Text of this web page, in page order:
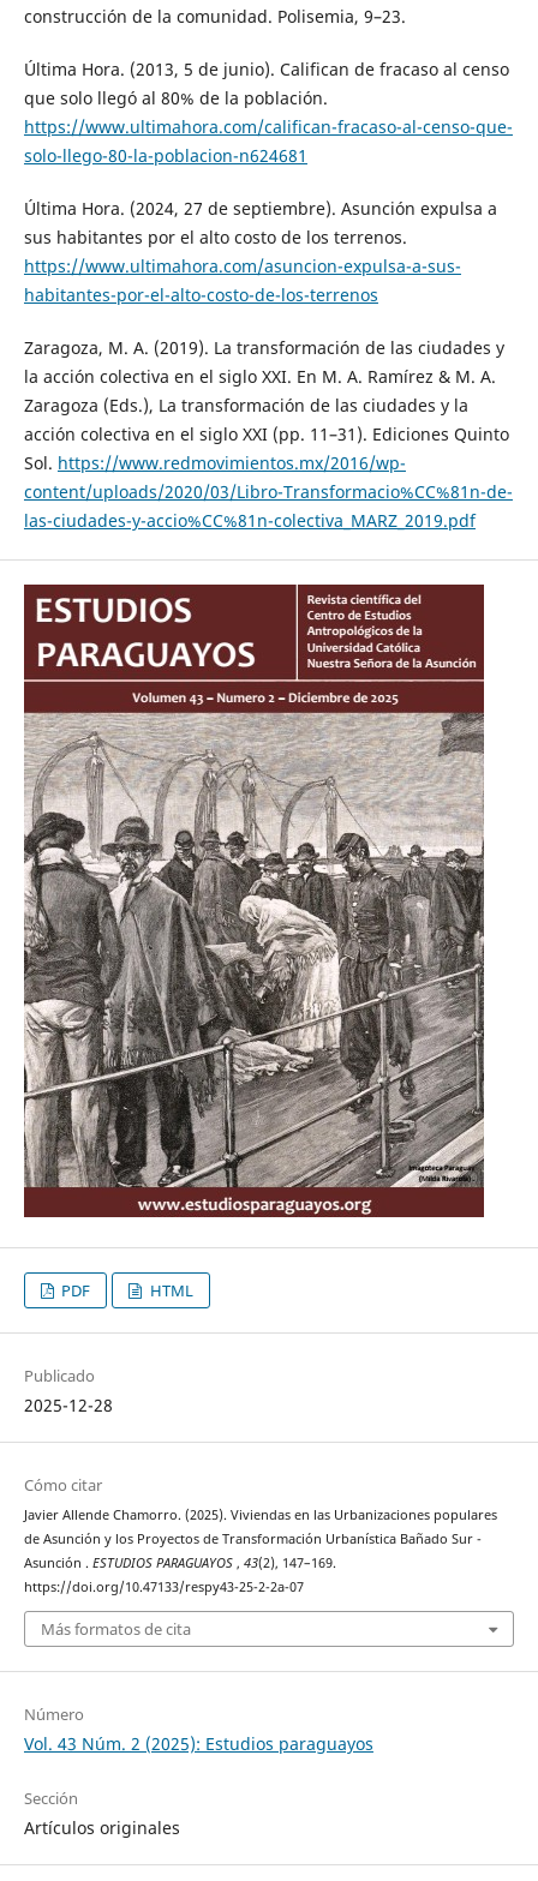
construcción de la comunidad. Polisemia, 9–23.
Última Hora. (2013, 5 de junio). Califican de fracaso al censo
que solo llegó al 80% de la población.
https://www.ultimahora.com/califican-fracaso-al-censo-que-
solo-llego-80-la-poblacion-n624681
Última Hora. (2024, 27 de septiembre). Asunción expulsa a
sus habitantes por el alto costo de los terrenos.
https://www.ultimahora.com/asuncion-expulsa-a-sus-
habitantes-por-el-alto-costo-de-los-terrenos
Zaragoza, M. A. (2019). La transformación de las ciudades y
la acción colectiva en el siglo XXI. En M. A. Ramírez & M. A.
Zaragoza (Eds.), La transformación de las ciudades y la
acción colectiva en el siglo XXI (pp. 11–31). Ediciones Quinto
Sol. https://www.redmovimientos.mx/2016/wp-
content/uploads/2020/03/Libro-Transformacio%CC%81n-de-
las-ciudades-y-accio%CC%81n-colectiva_MARZ_2019.pdf
PDF HTML
Publicado
2025-12-28
Cómo citar
Javier Allende Chamorro. (2025). Viviendas en las Urbanizaciones populares
de Asunción y los Proyectos de Transformación Urbanística Bañado Sur -
Asunción . ESTUDIOS PARAGUAYOS , 43(2), 147–169.
https://doi.org/10.47133/respy43-25-2-2a-07
Más formatos de cita
Número
Vol. 43 Núm. 2 (2025): Estudios paraguayos
Sección
Artículos originales